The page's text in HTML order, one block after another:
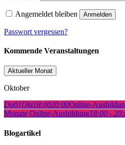
Angemeldet bleiben Anmelden
Passwort vergessen?
Kommende Veranstaltungen
Aktueller Monat
Oktober
Do01Okt18:0020:00Online-
Monate Online-Ausbildung18:00 -
Blogartikel